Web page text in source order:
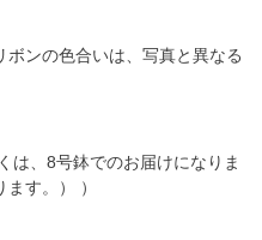
ンの色合いは、写真と異なる
は、8号鉢でのお届けになりま
す。） ）